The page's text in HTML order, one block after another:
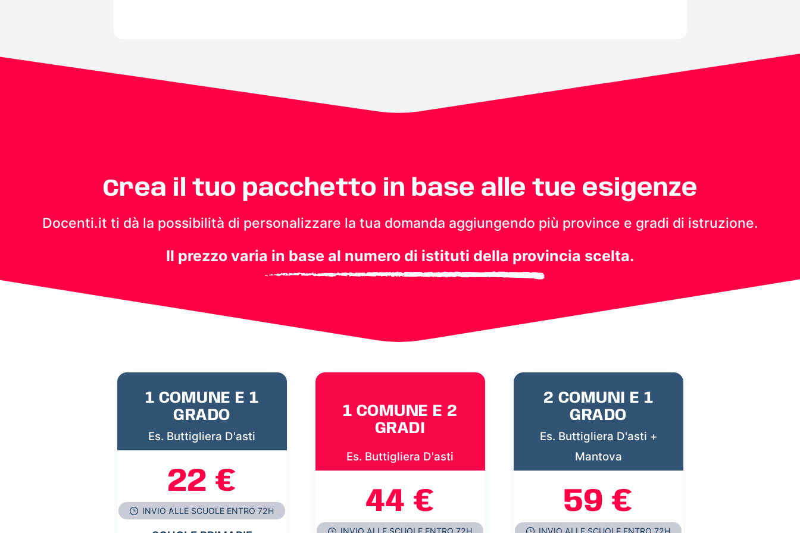
Crea il tuo pacchetto in base alle tue esigenze
Docenti.it ti dà la possibilità di personalizzare la tua domanda aggiungendo più province e gradi di istruzione.
Il prezzo varia in base al numero di istituti della provincia scelta.
1 COMUNE E 1
GRADO
Es. Buttigliera D'asti
22 €
INVIO ALLE SCUOLE ENTRO 72H
1 COMUNE E 2
GRADI
Es. Buttigliera D'asti
44 €
2 COMUNI E 1
GRADO
Es. Buttigliera D'asti +
Mantova
59 €
INVIO ALLE SCUOLE ENTRO 72H